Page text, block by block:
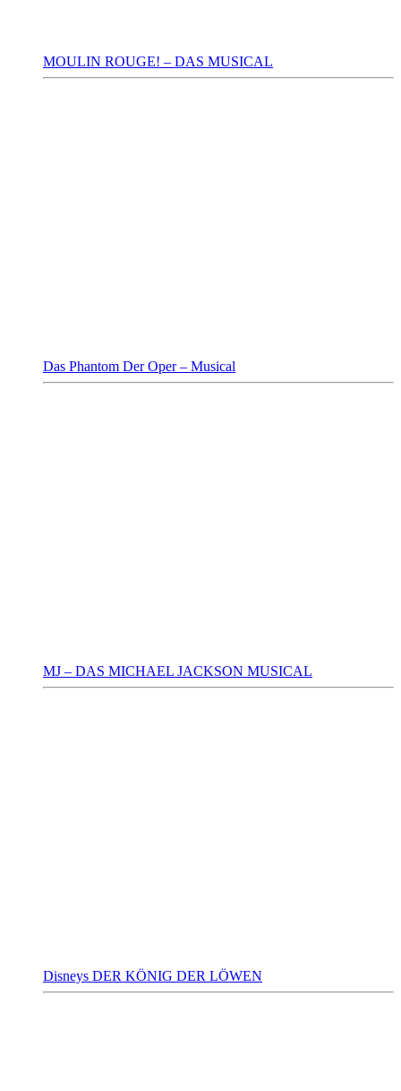
MOULIN ROUGE! – DAS MUSICAL
Das Phantom Der Oper – Musical
MJ – DAS MICHAEL JACKSON MUSICAL
Disneys DER KÖNIG DER LÖWEN